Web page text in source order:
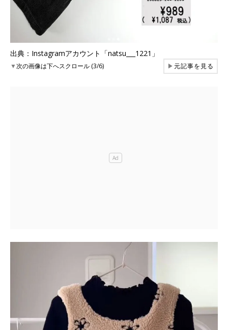
出典：Instagramアカウント「natsu___1221」
▼次の画像は下へスクロール (3/6) ▶元記事を見る